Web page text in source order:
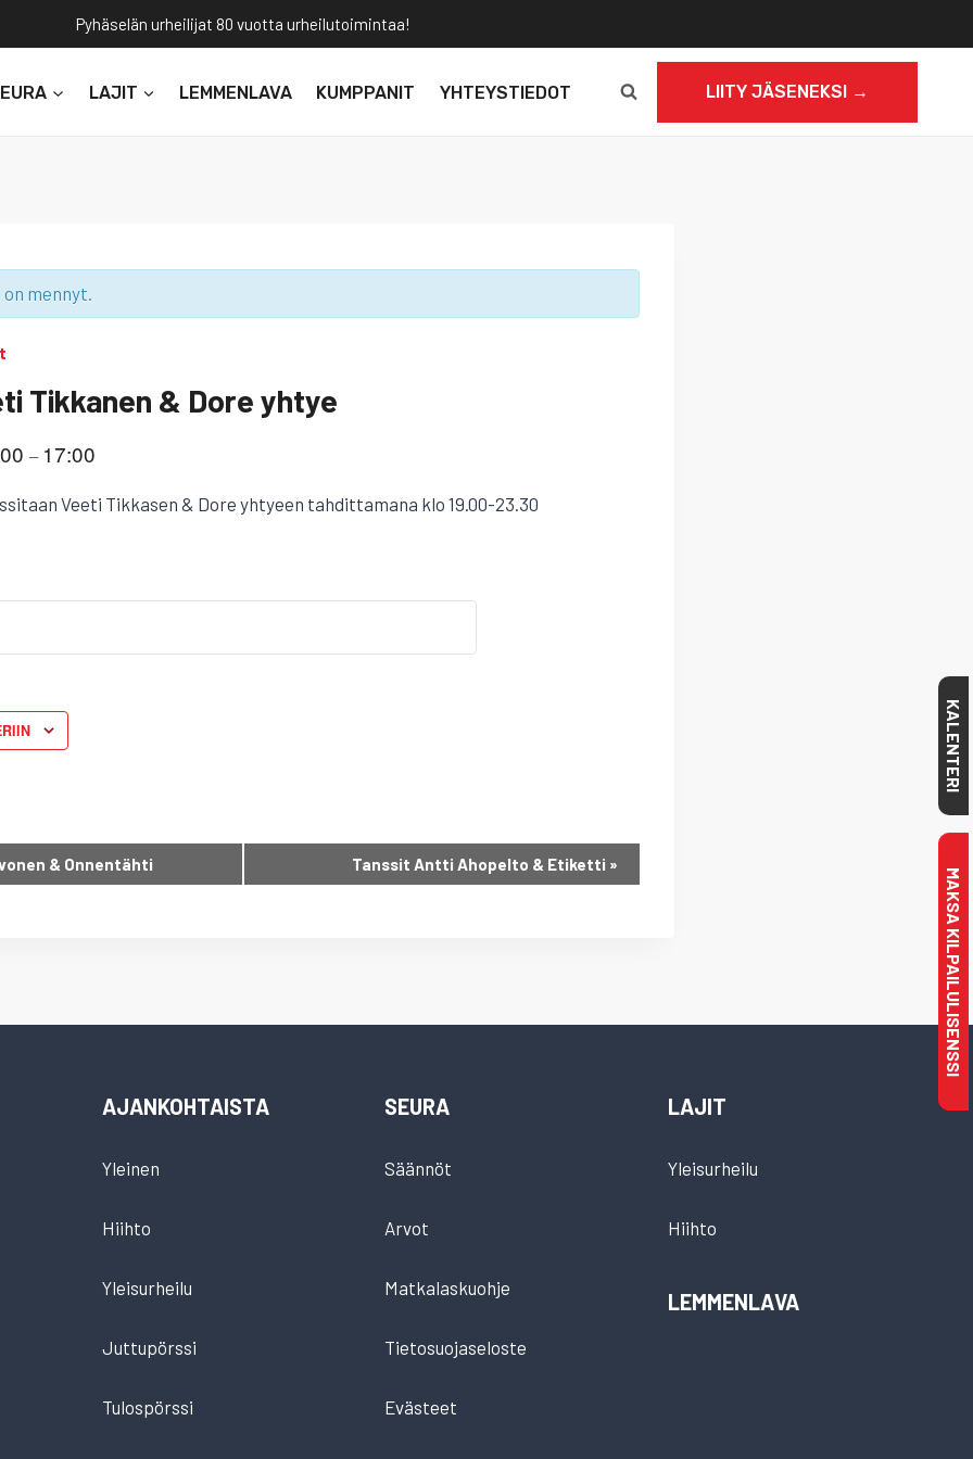
Pyhäselän urheilijat 80 vuotta urheilutoimintaa!
LAJIT LEMMENLAVA KUMPPANIT YHTEYSTIEDOT LIITY JÄSENEKSI →
mennyt.
Tikkanen & Dore yhtye
– 17:00
Veeti Tikkasen & Dore yhtyeen tahdittamana klo 19.00-23.30
& Onnentähti Tanssit Antti Ahopelto & Etiketti »
AJANKOHTAISTA
Yleinen
Hiihto
Yleisurheilu
Juttupörssi
Tulospörssi
SEURA
Säännöt
Arvot
Matkalaskuohje
Tietosuojaseloste
Evästeet
LAJIT
Yleisurheilu
Hiihto
LEMMENLAVA
KALENTERI
MAKSA KILPAILULISENSSI